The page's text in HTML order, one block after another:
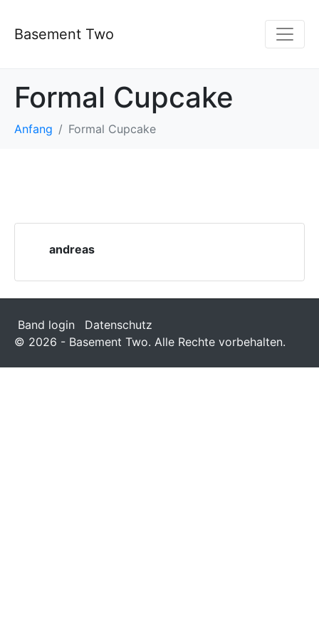
Basement Two
Formal Cupcake
Anfang Formal Cupcake
andreas
Band login
Datenschutz
© 2026 - Basement Two. Alle Rechte vorbehalten.